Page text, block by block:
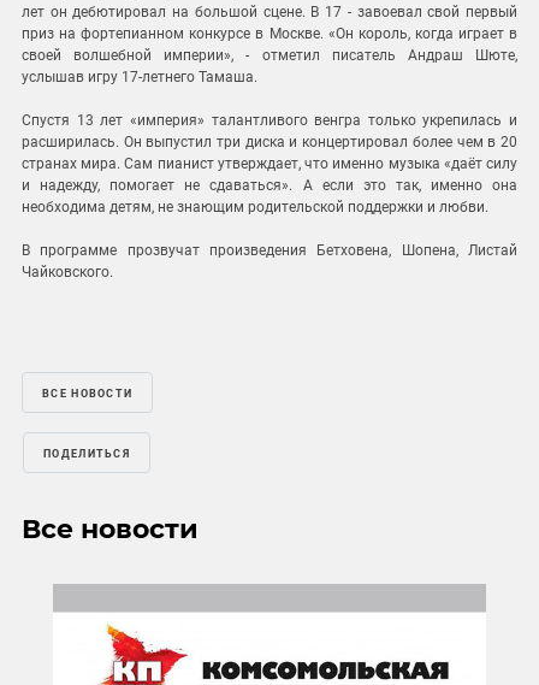
лет он дебютировал на большой сцене. В 17 - завоевал свой первый
приз на фортепианном конкурсе в Москве. «Он король, когда играет в
своей волшебной империи», - отметил писатель Андраш Шюте,
услышав игру 17-летнего Тамаша.
Спустя 13 лет «империя» талантливого венгра только укрепилась и
расширилась. Он выпустил три диска и концертировал более чем в 20
странах мира. Сам пианист утверждает, что именно музыка «даёт силу
и надежду, помогает не сдаваться». А если это так, именно она
необходима детям, не знающим родительской поддержки и люб­ви.
В программе прозвучат произведения Бетховена, Шопена, Листай
Чайковского.
ВСЕ НОВОСТИ
ПОДЕЛИТЬСЯ
Все новости